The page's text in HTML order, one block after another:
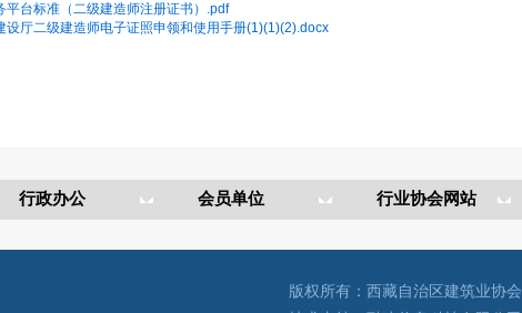
平台标准（二级建造师注册证书）.pdf
设厅二级建造师电子证照申领和使用手册(1)(1)(2).docx
版权所有：西藏自治区建筑业协会